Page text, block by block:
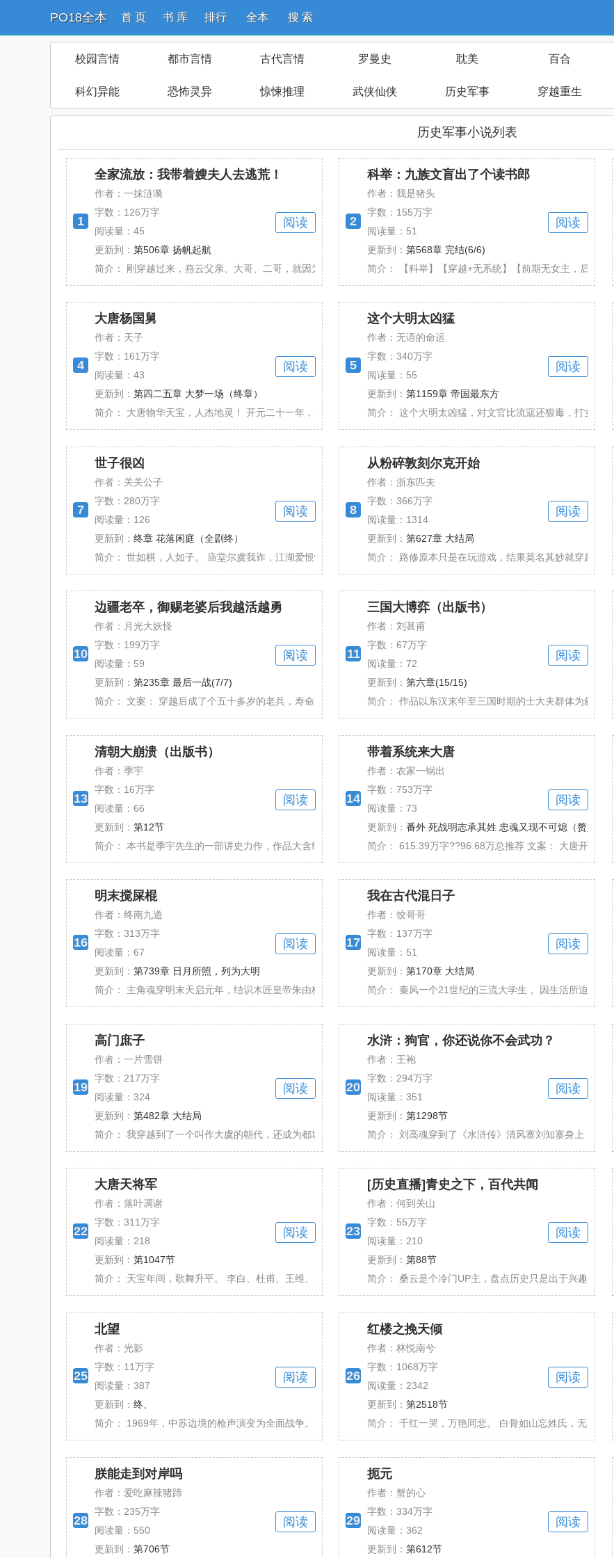
PO18全本 首 页 书 库 排行 全本 搜 索
校园言情 都市言情 古代言情 罗曼史 耽美 百合
科幻异能 恐怖灵异 惊悚推理 武侠仙侠 历史军事 穿越重生
历史军事小说列表
1
全家流放：我带着嫂夫人去逃荒！
作者：一抹涟漪
字数： 126万字
阅读量：45
更新到： 第506章 扬帆起航
简介：
刚穿越过来，燕云父亲、大哥、二哥，就因为功高震主，被皇帝以蓄意谋反之罪，斩首边关！ 但念及......
阅读 2
科举：九族文盲出了个读书郎
作者：我是猪头
字数： 155万字
阅读量：51
更新到：第568章 完结(6/6)
简介：
【科举】【穿越+无系统】【前期无女主，后期
阅读
4
大唐杨国舅
作者：天子
字数： 161万字
阅读量：43
更新到： 第四二五章 大梦一场（终章）
简介：
大唐物华天宝，人杰地灵！ 开元二十一年，玄宗宠信的妃子是武惠妃，杨玉环待字闺中，李白在安......
阅读 5
这个大明太凶猛
作者：无语的命运
字数：340万字
阅读量：55
更新到：第1159章 帝国最东方
简介：
这个大明太凶猛，对文官比流寇还狠毒，打女真
阅读
7
世子很凶
作者：关关公子
字数： 280万字
阅读量：126
更新到： 终章 花落闲庭（全剧终）
简介：
世如棋，人如子。 庙堂尔虞我诈，江湖爱恨情仇，市井喜怒哀乐，无非是一颗颗棋子，在棋盘上串......
阅读 8
从粉碎敦刻尔克开始
作者：浙东匹夫
字数：366万字
阅读量：1314
更新到：第627章 大结局
简介：
路修原本只是在玩游戏，结果莫名其妙就穿越到
阅读
10
边疆老卒，御赐老婆后我越活越勇
作者：月光大妖怪
字数： 199万字
阅读量：59
更新到： 第235章 最后一战(7/7)
简介：
文案： 穿越后成了个五十多岁的老兵，寿命只剩一个月！ 本以为这辈子就这么交代了，没想到......
阅读 11
三国大博弈（出版书）
作者：刘甚甫
字数：67万字
阅读量：72
更新到：第六章(15/15)
简介：
作品以东汉末年至三国时期的士大夫群体为叙事
阅读
13
清朝大崩溃（出版书）
作者：季宇
字数： 16万字
阅读量：66
更新到： 第12节
简介：
本书是季宇先生的一部讲史力作，作品大含细入，注重宏大的历史叙事，生动还原历史细节。笔力触及......
阅读 14
带着系统来大唐
作者：农家一锅出
字数：753万字
阅读量：73
更新到：番外 死战明志承其姓 忠魂又现不可熄（赘婿
简介：
615.39万字??96.68万总推荐 文案： 大唐开元年
阅读
16
明末搅屎棍
作者：终南九道
字数： 313万字
阅读量：67
更新到： 第739章 日月所照，列为大明
简介：
主角魂穿明末天启元年，结识木匠皇帝朱由校，二人相谈甚欢，结拜兄弟， 从此主角白天打卡上班......
阅读 17
我在古代混日子
作者：饺哥哥
字数： 137万字
阅读量：51
更新到：第170章 大结局
简介：
秦风一个21世纪的三流大学生， 因生活所迫参加
阅读
19
高门庶子
作者：一片雪饼
字数： 217万字
阅读量：324
更新到： 第482章 大结局
简介：
我穿越到了一个叫作大虞的朝代，还成为都城盛安有名的高门公子。 我爹是盛安令，官居三品。 ......
阅读 20
水浒：狗官，你还说你不会武功？
作者：王袍
字数： 294万字
阅读量：351
更新到：第1298节
简介：
刘高魂穿到了《水浒传》清风寨刘知寨身上！ 外
阅读
22
大唐天将军
作者：落叶凋谢
字数： 311万字
阅读量：218
更新到： 第1047节
简介：
天宝年间，歌舞升平。 李白、杜甫、王维、王昌龄、贺知章、高适、岑参、颜真卿、吴道子、张旭......
阅读 23
[历史直播]青史之下，百代共闻
作者：何到关山
字数： 55万字
阅读量：210
更新到：第88节
简介：
桑云是个冷门UP主，盘点历史只是出于兴趣，
阅读
25
北望
作者：光影
字数： 11万字
阅读量：387
更新到： 终、
简介：
1969年，中苏边境的枪声演变为全面战争。 长江以南，残火未熄；长江以北，故土成灰。 二十......
阅读 26
红楼之挽天倾
作者：林悦南兮
字数： 1068万字
阅读量：2342
更新到：第2518节
简介：
千红一哭，万艳同悲。 白骨如山忘姓氏，无非公
阅读
28
朕能走到对岸吗
作者：爱吃麻辣猪蹄
字数： 235万字
阅读量：550
更新到： 第706节
阅读 29
扼元
作者：蟹的心
字数：334万字
阅读量：362
更新到：第612节
阅读